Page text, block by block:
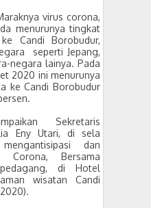
virus corona,
menurunya tingkat
Candi Borobudur,
seperti Jepang,
negara lainya. Pada
2020 ini menurunya
ke Candi Borobudur
Sekretaris
Eny Utari, di sela
dan
Corona, Bersama
di Hotel
wisatan Candi